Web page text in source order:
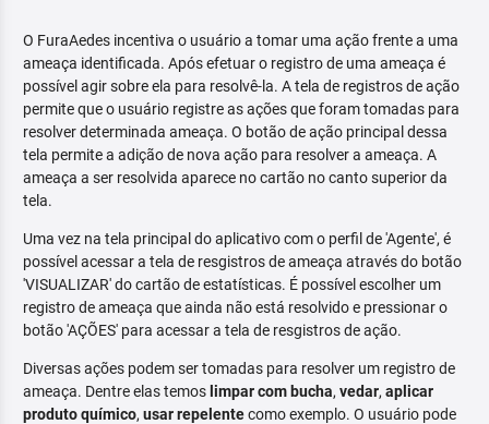
O FuraAedes incentiva o usuário a tomar uma ação frente a uma
ameaça identificada. Após efetuar o registro de uma ameaça é
possível agir sobre ela para resolvê-la. A tela de registros de ação
permite que o usuário registre as ações que foram tomadas para
resolver determinada ameaça. O botão de ação principal dessa
tela permite a adição de nova ação para resolver a ameaça. A
ameaça a ser resolvida aparece no cartão no canto superior da
tela.
Uma vez na tela principal do aplicativo com o perfil de 'Agente', é
possível acessar a tela de resgistros de ameaça através do botão
'VISUALIZAR' do cartão de estatísticas. É possível escolher um
registro de ameaça que ainda não está resolvido e pressionar o
botão 'AÇÕES' para acessar a tela de resgistros de ação.
Diversas ações podem ser tomadas para resolver um registro de
ameaça. Dentre elas temos limpar com bucha, vedar, aplicar
produto químico, usar repelentecomo exemplo. O usuário pode